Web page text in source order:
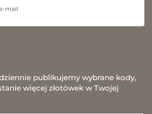
publikujemy wybrane kody,
więcej złotówek w Twojej